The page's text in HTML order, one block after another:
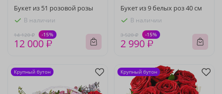
Букет из 51 розовой розы
В наличии
14 120 ₽ -15%
12 000 ₽
Букет из 9 белых роз 40 см
В наличии
3 520 ₽ -15%
2 990 ₽
Крупный бутон Крупный бутон